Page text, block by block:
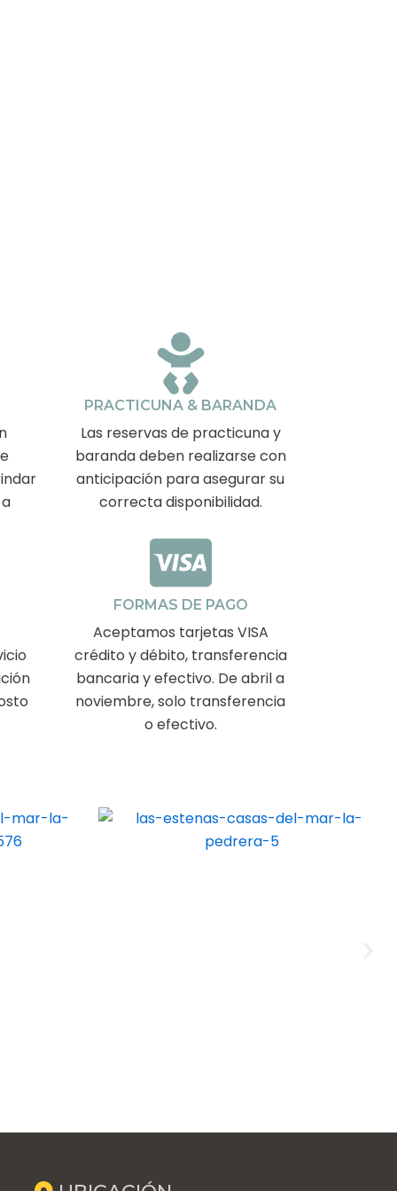
PRACTICUNA & BARANDA
Las reservas de practicuna y
baranda deben realizarse con
anticipación para asegurar su
correcta disponibilidad.
FORMAS DE PAGO
Aceptamos tarjetas VISA
crédito y débito, transferencia
bancaria y efectivo. De abril a
noviembre, solo transferencia
o efectivo.